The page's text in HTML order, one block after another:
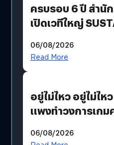
ครบรอบ 6 ปี สำนั
เปิดเวทีใหญ่
แนวทางปรับตัวสู่เ
06/08/2026
Read More
อยู่ไม่ไหว อยู่ไม่ไห
แพงทำวงการเก
?
06/08/2026